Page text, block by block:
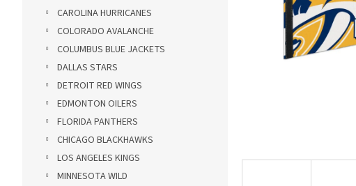
CAROLINA HURRICANES
COLORADO AVALANCHE
COLUMBUS BLUE JACKETS
DALLAS STARS
DETROIT RED WINGS
EDMONTON OILERS
FLORIDA PANTHERS
CHICAGO BLACKHAWKS
LOS ANGELES KINGS
MINNESOTA WILD